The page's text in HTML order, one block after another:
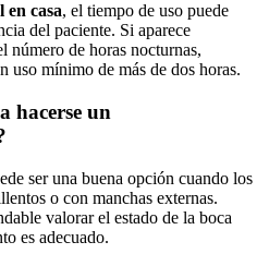
en casa, el tiempo de uso puede
del paciente. Si aparece
número de horas nocturnas,
uso mínimo de más de dos horas.
hacerse un
ser una buena opción cuando los
o con manchas externas.
valorar el estado de la boca
es adecuado.